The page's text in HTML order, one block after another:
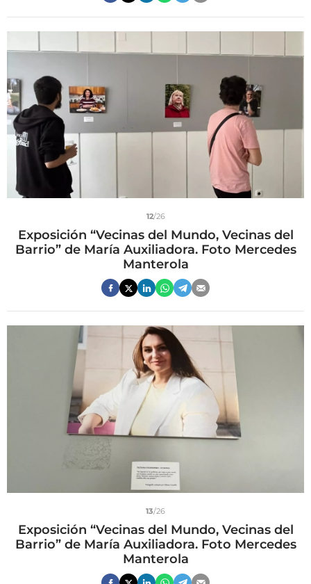
12/26
Exposición “Vecinas del Mundo, Vecinas del
Barrio” de María Auxiliadora. Foto Mercedes
Manterola
13/26
Exposición “Vecinas del Mundo, Vecinas del
Barrio” de María Auxiliadora. Foto Mercedes
Manterola